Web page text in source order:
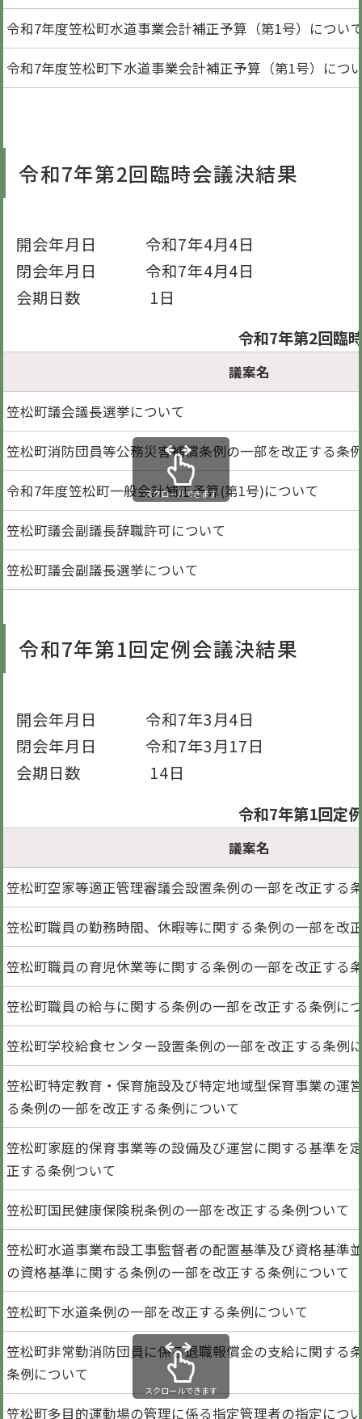
令和7年度笠松町水道事業会計補正予算（第1号）につい
令和7年度笠松町下水道事業会計補正予算（第1号）につ
令和7年第2回臨時会議決結果
開会年月日 令和7年4月4日
閉会年月日 令和7年4月4日
会期日数 1日
令和7年第2回臨
議案名
笠松町議会議長選挙について
笠松町消防団員等公務災害補償条例の一部を改正する条
令和7年度笠松町一般会計補正予算(第1号)について
笠松町議会副議長辞職許可について
笠松町議会副議長選挙について
スクロールできます
令和7年第1回定例会議決結果
開会年月日 令和7年3月4日
閉会年月日 令和7年3月17日
会期日数 14日
令和7年第1回定
議案名
笠松町空家等適正管理審議会設置条例の一部を改正する
笠松町職員の勤務時間、休暇等に関する条例の一部を改
笠松町職員の育児休業等に関する条例の一部を改正する
笠松町職員の給与に関する条例の一部を改正する条例に
笠松町学校給食センター設置条例の一部を改正する条例
笠松町特定教育・保育施設及び特定地域型保育事業の運
る条例の一部を改正する条例について
笠松町家庭的保育事業等の設備及び運営に関する基準を
正する条例ついて
笠松町国民健康保険税条例の一部を改正する条例ついて
笠松町水道事業布設工事監督者の配置基準及び資格基準
の資格基準に関する条例の一部を改正する条例について
笠松町下水道条例の一部を改正する条例について
笠松町非常勤消防団員に係る退職報償金の支給に関する
条例について
笠松町多目的運動場の管理に係る指定管理者の指定につ
スクロールできます